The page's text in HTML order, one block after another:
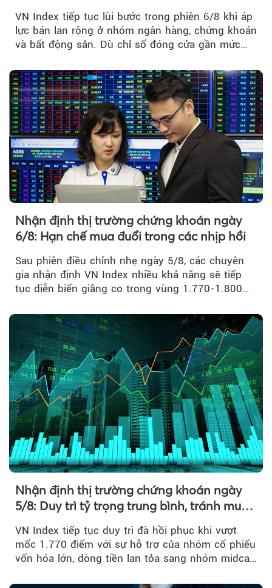
VN Index tiếp tục lùi bước trong phiên 6/8 khi áp
lực bán lan rộng ở nhóm ngân hàng, chứng khoán
và bất động sản. Dù chỉ số đóng cửa gần mức
Nhận định thị trường chứng khoán ngày
6/8: Hạn chế mua đuổi trong các nhịp hồi
Sau phiên điều chỉnh nhẹ ngày 5/8, các chuyên
gia nhận định VN Index nhiều khả năng sẽ tiếp
tục diễn biến giằng co trong vùng 1.770-1.800
Nhận định thị trường chứng khoán ngày
5/8: Duy trì tỷ trọng trung bình, tránh mua
VN Index tiếp tục duy trì đà hồi phục khi vượt
mốc 1.770 điểm với sự hỗ trợ của nhóm cổ phiếu
vốn hóa lớn, dòng tiền lan tỏa sang nhóm midcap